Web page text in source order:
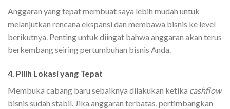
Anggaran yang tepat membuat saya lebih mudah untuk
melanjutkan rencana ekspansi dan membawa bisnis ke level
berikutnya. Penting untuk diingat bahwa anggaran akan terus
berkembang seiring pertumbuhan bisnis Anda.
4. Pilih Lokasi yang Tepat
Membuka cabang baru sebaiknya dilakukan ketika cashflow
bisnis sudah stabil. Jika anggaran terbatas, pertimbangkan